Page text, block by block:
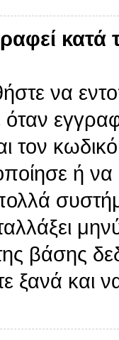
κατά
να
όταν
τον
ή να
βάσης
ξανά και